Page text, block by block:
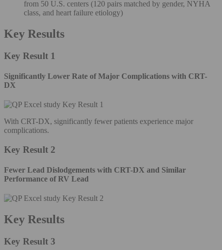
from 50 U.S. centers (120 pairs matched by gender, NYHA
class, and heart failure etiology)
Key Results
Key Result 1
Significantly Lower Rate of Major Complications with CRT-
DX
With CRT-DX, significantly fewer patients experience major
complications.
Key Result 2
Fewer Lead Dislodgements with CRT-DX and Similar
Performance of RV Lead
Key Results
Key Result 3